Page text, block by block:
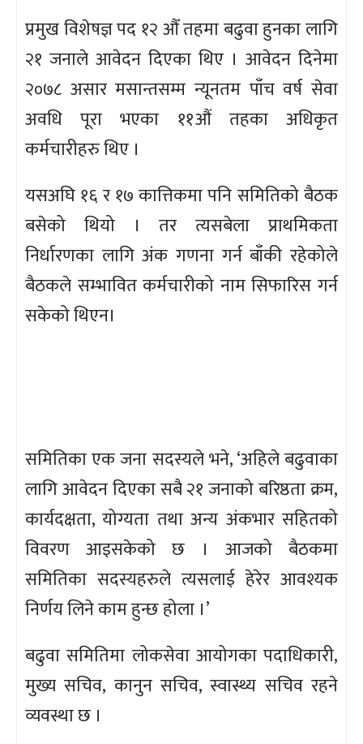
प्रमुख विशेषज्ञ पद १२ औँ तहमा बढुवा हुनका लागि
२१ जनाले आवेदन दिएका थिए । आवेदन दिनेमा
२०७८ असार मसान्तसम्म न्यूनतम पाँच वर्ष सेवा
अवधि पूरा भएका ११औं तहका अधिकृत
कर्मचारीहरु थिए ।
यसअघि १६ र १७ कात्तिकमा पनि समितिको बैठक
बसेको थियो । तर त्यसबेला प्राथमिकता
निर्धारणका लागि अंक गणना गर्न बाँकी रहेकोले
बैठकले सम्भावित कर्मचारीको नाम सिफारिस गर्न
सकेको थिएन।
समितिका एक जना सदस्यले भने, ‘अहिले बढुवाका
लागि आवेदन दिएका सबै २१ जनाको बरिष्ठता क्रम,
कार्यदक्षता, योग्यता तथा अन्य अंकभार सहितको
विवरण आइसकेको छ । आजको बैठकमा
समितिका सदस्यहरुले त्यसलाई हेरेर आवश्यक
निर्णय लिने काम हुन्छ होला ।’
बढुवा समितिमा लोकसेवा आयोगका पदाधिकारी,
मुख्य सचिव, कानुन सचिव, स्वास्थ्य सचिव रहने
व्यवस्था छ ।